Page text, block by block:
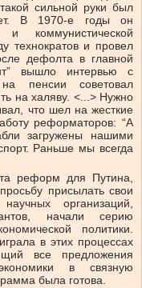
сильной руки был
В 1970-е годы он
и коммунистической
технократов и провел
дефолта в главной
вышло интервью с
пенсии советовал
на халяву. <...> Нужно
что шел на жесткие
реформаторов: “А
загружены нашими
Раньше мы всегда
реформ для Путина,
присылать свои
организаций,
начали серию
политики.
в этих процессах
все предложения
в связную
была готова.